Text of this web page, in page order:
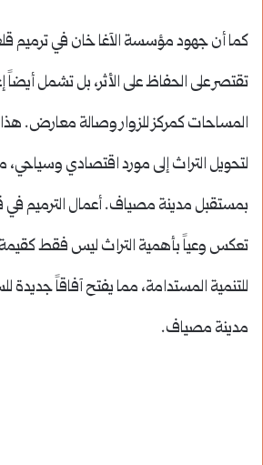
كما أن جهود مؤسسة الآغا خان في ترميم
تقتصر على الحفاظ على الأثر، بل تشمل
المساحات كمركز للزوار وصالة معارض.
لتحويل التراث إلى مورد اقتصادي وسياحي،
بمستقبل مدينة مصياف. أعمال الترميم
تعكس وعياً بأهمية التراث ليس فقط كقيمة
للتنمية المستدامة، مما يفتح آفاقاً جديدة
مدينة مصياف.